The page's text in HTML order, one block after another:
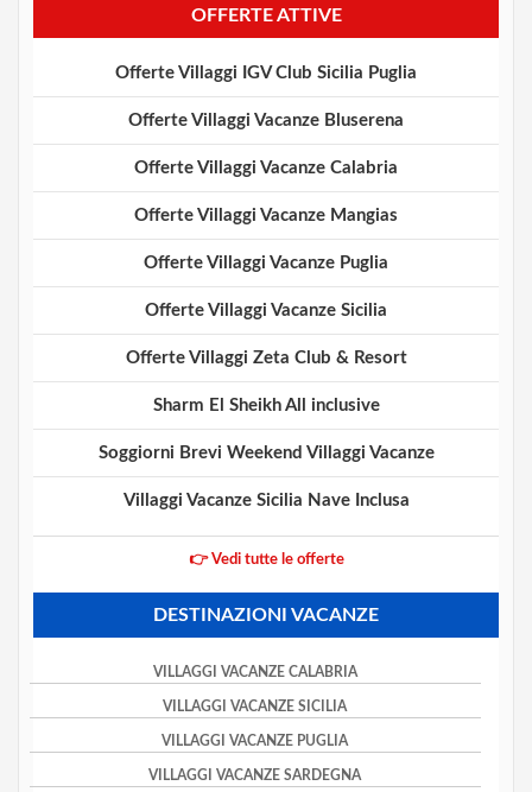
OFFERTE ATTIVE
Offerte Villaggi IGV Club Sicilia Puglia
Offerte Villaggi Vacanze Bluserena
Offerte Villaggi Vacanze Calabria
Offerte Villaggi Vacanze Mangias
Offerte Villaggi Vacanze Puglia
Offerte Villaggi Vacanze Sicilia
Offerte Villaggi Zeta Club & Resort
Sharm El Sheikh All inclusive
Soggiorni Brevi Weekend Villaggi Vacanze
Villaggi Vacanze Sicilia Nave Inclusa
👉 Vedi tutte le offerte
DESTINAZIONI VACANZE
VILLAGGI VACANZE CALABRIA
VILLAGGI VACANZE SICILIA
VILLAGGI VACANZE PUGLIA
VILLAGGI VACANZE SARDEGNA